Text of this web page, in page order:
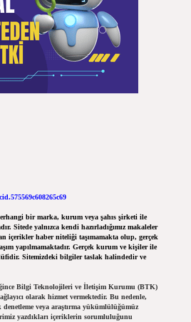
bir marka, kurum veya şahıs şirketi ile
Sitede yalnızca kendi hazırladığımız makaleler
içerikler haber niteliği taşımamakta olup, gerçek
yapılmamaktadır. Gerçek kurum ve kişiler ile
Sitemizdeki bilgiler taslak halindedir ve
Bilgi Teknolojileri ve İletişim Kurumu (BTK)
olarak hizmet vermektedir. Bu nedenle,
veya araştırma yükümlülüğümüz
yazdıkları içeriklerin sorumluluğunu